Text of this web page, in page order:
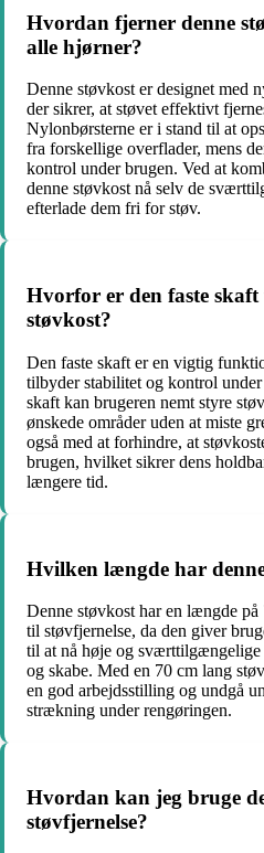
Hvordan fjerner denne
alle hjørner?
Denne støvkost er designet med
der sikrer, at støvet effektivt
Nylonbørsterne er i stand til at
fra forskellige overflader, mens
kontrol under brugen. Ved at
denne støvkost nå selv de
efterlade dem fri for støv.
Hvorfor er den faste
støvkost?
Den faste skaft er en vigtig
tilbyder stabilitet og kontrol
skaft kan brugeren nemt styre
ønskede områder uden at miste
også med at forhindre, at
brugen, hvilket sikrer dens
længere tid.
Hvilken længde har
Denne støvkost har en længde
til støvfjernelse, da den giver
til at nå høje og sværttilgængelige
og skabe. Med en 70 cm lang
en god arbejdsstilling og undgå
strækning under rengøringen.
Hvordan kan jeg bruge
støvfjernelse?